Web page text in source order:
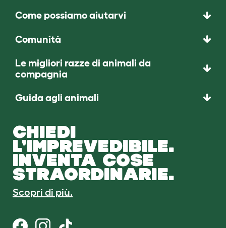
Come possiamo aiutarvi
Comunità
Le migliori razze di animali da
compagnia
Guida agli animali
CHIEDI
L'IMPREVEDIBILE.
INVENTA COSE
STRAORDINARIE.
Scopri di più.